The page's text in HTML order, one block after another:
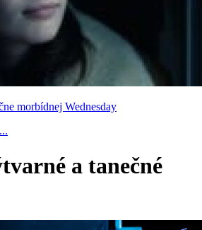
morbídnej Wednesday
a tanečné